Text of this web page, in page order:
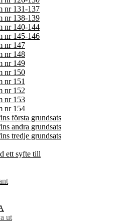
nr 131-137
nr 138-139
nr 140-144
nr 145-146
nr 147
nr 148
nr 149
nr 150
nr 151
nr 152
nr 153
nr 154
första grundsats
andra grundsats
tredje grundsats
ett syfte till
ut